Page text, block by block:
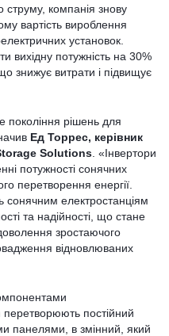
струму, компанія знову
вартість вироблення
установок.
вихідну потужність на 30%
знижує витрати і підвищує
рішень для
Ед Торрес, керівник
Solutions . «Інвертори
потужності сонячних
перетворення енергії.
сонячним електростанціям
та надійності, що стане
зростаючого
відновлюваних
постійний
панелями, в змінний, який